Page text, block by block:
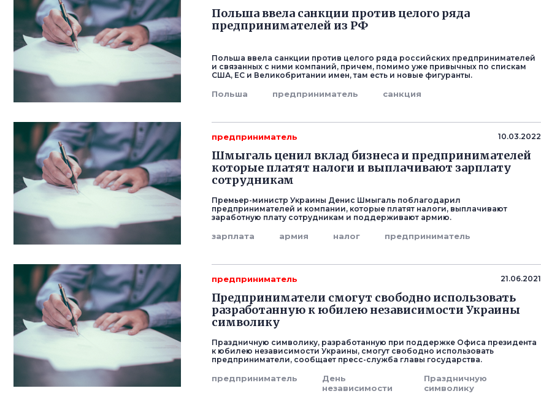
Польша ввела санкции против целого ряда
предпринимателей из РФ
Польша ввела санкции против целого ряда российских предпринимателей
и связанных с ними компаний, причем, помимо уже привычных по спискам
США, ЕС и Великобритании имен, там есть и новые фигуранты.
Польша предприниматель санкция
предприниматель 10.03.2022
Шмыгаль ценил вклад бизнеса и предпринимателей
которые платят налоги и выплачивают зарплату
сотрудникам
Премьер-министр Украины Денис Шмыгаль поблагодарил
предпринимателей и компании, которые платят налоги, выплачивают
заработную плату сотрудникам и поддерживают армию.
зарплата армия налог предприниматель
предприниматель 21.06.2021
Предприниматели смогут свободно использовать
разработанную к юбилею независимости Украины
символику
Праздничную символику, разработанную при поддержке Офиса президента
к юбилею независимости Украины, смогут свободно использовать
предприниматели, сообщает пресс-служба главы государства.
предприниматель
День
независимости
Праздничную
символику